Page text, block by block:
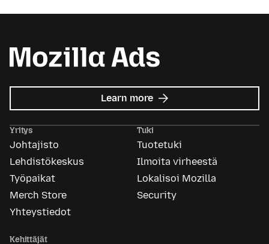
Learn more about
Mozilla
Yritys
Johtajisto
Lehdistökeskus
Työpaikat
Merch Store
Yhteystiedot
Tuki
Tuotetuki
Ilmoita virheestä
Lokalisoi Mozilla
Security
Kehittäjät